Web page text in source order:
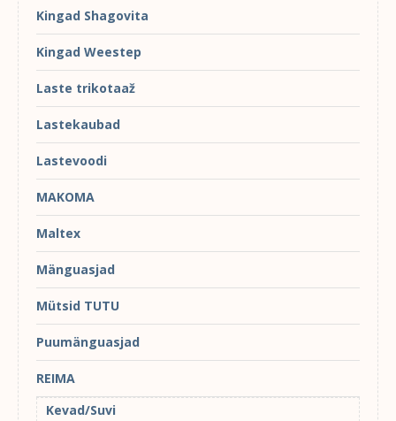
Kingad Shagovita
Kingad Weestep
Laste trikotaaž
Lastekaubad
Lastevoodi
MAKOMA
Maltex
Mänguasjad
Mütsid TUTU
Puumänguasjad
REIMA
Kevad/Suvi